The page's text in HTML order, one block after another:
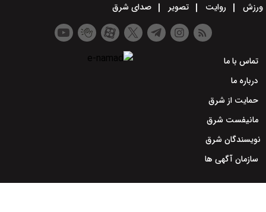
ورزش
روایت تصویر صدای شرق
تماس با ما
درباره ما
حمایت از شرق
مانیفست شرق
نویسندگان شرق
سازمان آگهی ها